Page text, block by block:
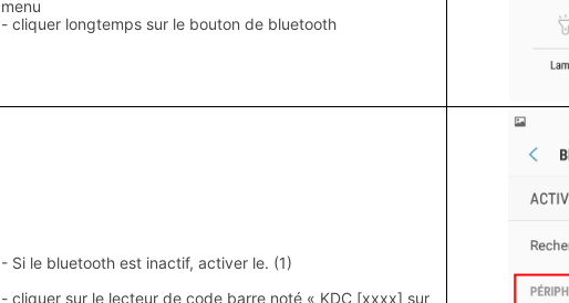
menu
- cliquer longtemps sur le bouton de bluetooth
- Si le bluetooth est inactif, activer le. (1)
- cliquer sur le lecteur de code barre noté « KDC [xxxx] sur